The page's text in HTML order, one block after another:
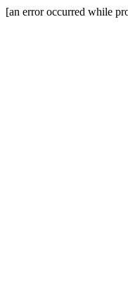
[an error occurred while